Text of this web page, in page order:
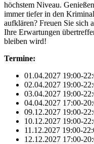
höchstem Niveau.
immer tiefer in den
aufklären? Freuen Sie sich
Ihre Erwartungen
bleiben wird!
Termine:
01.04.2027 19:00-
02.04.2027 19:00-
03.04.2027 19:00-
04.04.2027 17:00-
09.12.2027 19:00-
10.12.2027 19:00-
11.12.2027 19:00-
12.12.2027 17:00-